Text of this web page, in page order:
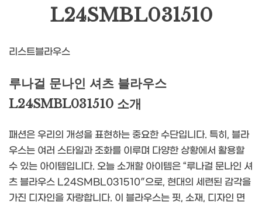
L24SMBL031510
리스트블라우스
루나걸 문나인 셔츠 블라우스
L24SMBL031510 소개
패션은 우리의 개성을 표현하는 중요한 수단입니다. 특히, 블라
우스는 여러 스타일과 조화를 이루며 다양한 상황에서 활용할
수 있는 아이템입니다. 오늘 소개할 아이템은 “루나걸 문나인 셔
츠 블라우스 L24SMBL031510″으로, 현대의 세련된 감각을
가진 디자인을 자랑합니다. 이 블라우스는 핏, 소재, 디자인 면